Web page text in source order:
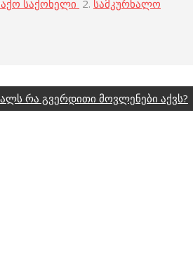
საქონელი 2. სამკურნალო
რა გვერდითი მოვლენები აქვს?